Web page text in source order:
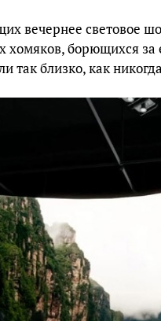
вечернее световое
хомяков, борющихся
так близко, как